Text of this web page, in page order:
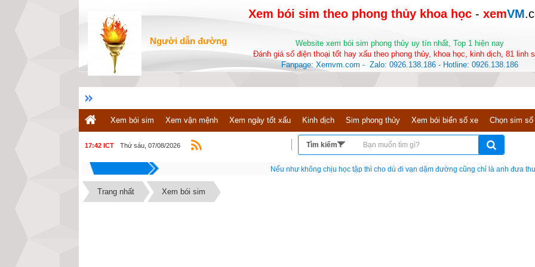
Người dẫn đường
Xem bói sim theo phong thủy khoa học - xemVM
Website xem bói sim phong thủy uy tín nhất, Top 1 hiện nay
Đánh giá số điện thoại tốt hay xấu theo phong thủy, khoa học, kinh dịch, 81 linh
Fanpage: Xemvm.com -  Zalo: 0926.138.186 - Hotline: 0926.138.186
Xem bói sim Xem vận mệnh Xem ngày tốt xấu Kinh dịch Sim phong thủy Xem bói biển số xe Chọn sim số
17:42 ICT Thứ sáu, 07/08/2026
Bạn có thể giúp bao nhiêu người thành công, thì sẽ có bấy nhiêu người giúp bạn thành
Trang nhất Xem bói sim